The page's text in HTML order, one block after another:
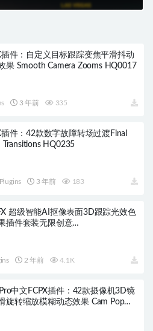
Lines and Routes HQ0219
插件：自定义目标跟踪变焦平滑抖动
果 Smooth Camera Zooms HQ0017
3 年前 335
件：42款数字故障转场过渡Final
Transitions HQ0235
3 年前 183
超级智能AI抠像表面3D跟踪光效色
插件套装无限创意
HQ0286
2 年前 4.1K
中文FCPX插件：42款摄像机3D镜
旋转缩放模糊动态效果 Cam Pop